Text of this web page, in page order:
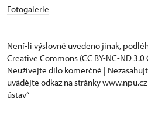
Fotogalerie
Není-li výslovně uvedeno jinak,
Creative Commons (CC BY-NC-ND
Neužívejte dílo komerčně |
uvádějte odkaz na stránky
ústav“